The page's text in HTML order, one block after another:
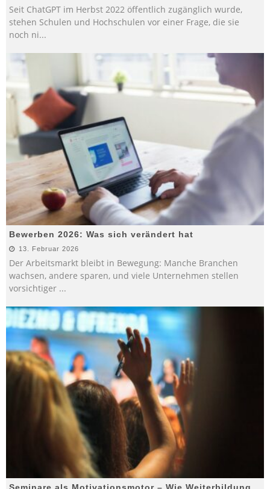
Seit ChatGPT im Herbst 2022 öffentlich zugänglich wurde,
stehen Schulen und Hochschulen vor einer Frage, die sie
noch ni...
Bewerben 2026: Was sich verändert hat
13. Februar 2026
Der Arbeitsmarkt bleibt in Bewegung: Manche Branchen
wachsen, andere sparen, und viele Unternehmen stellen
vorsichtiger ...